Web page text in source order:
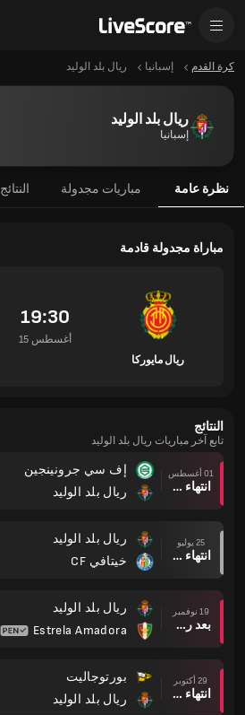
كرة القدم إسبانيا ريال بلد الوليد
ريال بلد الوليد
إسبانيا
نظرة عامة مباريات مجدولة النتائج
مباراة مجدولة قادمة
ريال مايوركا
19:30
15 أغسطس
النتائج
تابع آخر مباريات ريال بلد الوليد
01 أغسطس
انتهاء وقت المباراة
إف سي جرونينجين
ريال بلد الوليد
25 يوليو
انتهاء وقت المباراة
ريال بلد الوليد
خيتافي CF
19 نوفمبر
بعد ركلات الترجيح
ريال بلد الوليد
Estrela Amadora
29 أكتوبر
انتهاء وقت المباراة
بورتوجاليت
ريال بلد الوليد